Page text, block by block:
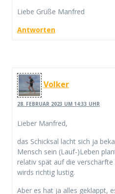
Liebe Grüße Manfred
Antworten
Volker
28. FEBRUAR 2023 UM 14:33 UHR
Lieber Manfred,
das Schicksal lacht sich ja
Mensch sein (Lauf-)Leben
relativ spät auf die
wirds richtig lustig.
Aber es hat ja alles geklappt,